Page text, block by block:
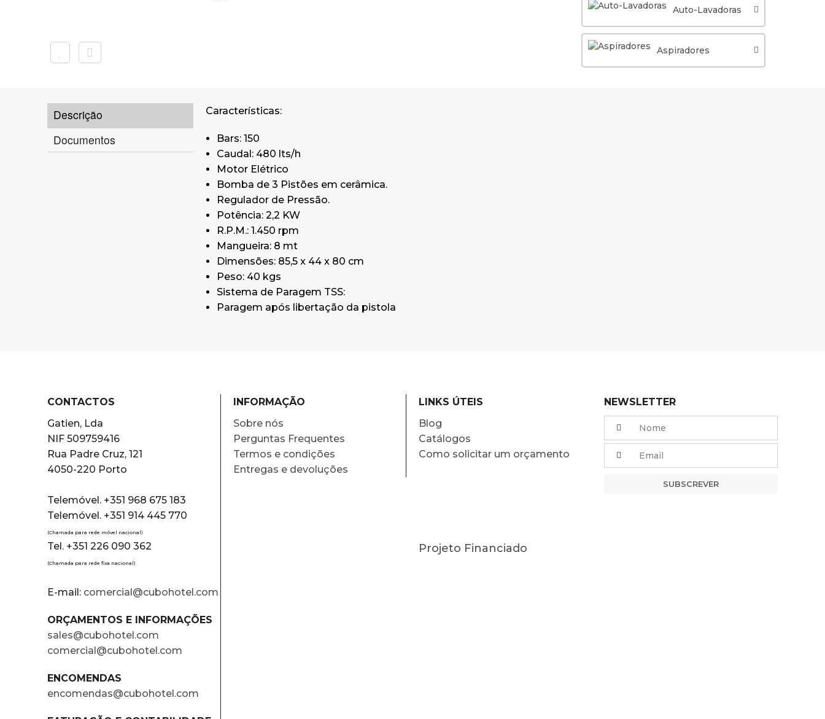
Auto-Lavadoras
Aspiradores
Descrição
Documentos
Características:
Bars: 150
Caudal: 480 lts/h
Motor Elétrico
Bomba de 3 Pistões em cerâmica.
Regulador de Pressão.
Potência: 2,2 KW
R.P.M.: 1.450 rpm
Mangueira: 8 mt
Dimensões: 85,5 x 44 x 80 cm
Peso: 40 kgs
Sistema de Paragem TSS:
Paragem após libertação da pistola
CONTACTOS
Gatien, Lda
NIF 509759416
Rua Padre Cruz, 121
4050-220 Porto
Telemóvel. +351 968 675 183
Telemóvel. +351 914 445 770
(Chamada para rede móvel nacional)
Tel. +351 226 090 362
(Chamada para rede fixa nacional)
E-mail: comercial@cubohotel.com
ORÇAMENTOS E INFORMAÇÕES
sales@cubohotel.com
comercial@cubohotel.com
ENCOMENDAS
encomendas@cubohotel.com
INFORMAÇÃO
Sobre nós
Perguntas Frequentes
Termos e condições
Entregas e devoluções
LINKS ÚTEIS
Blog
Catálogos
Como solicitar um orçamento
Projeto Financiado
NEWSLETTER
SUBSCREVER